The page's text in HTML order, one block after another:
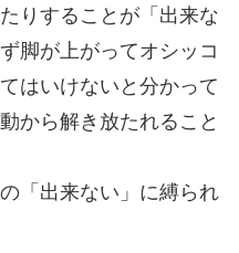
りすることが「出来な
脚が上がってオシッコ
はいけないと分かって
から解き放たれること
「出来ない」に縛られ